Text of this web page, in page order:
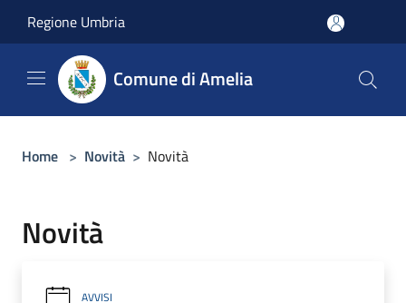
Regione Umbria
Comune di Amelia
Home > Novità > Novità
Novità
AVVISI